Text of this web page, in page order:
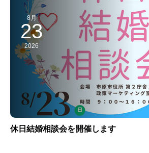
8月
23
2026
休日結婚相談会を開催します